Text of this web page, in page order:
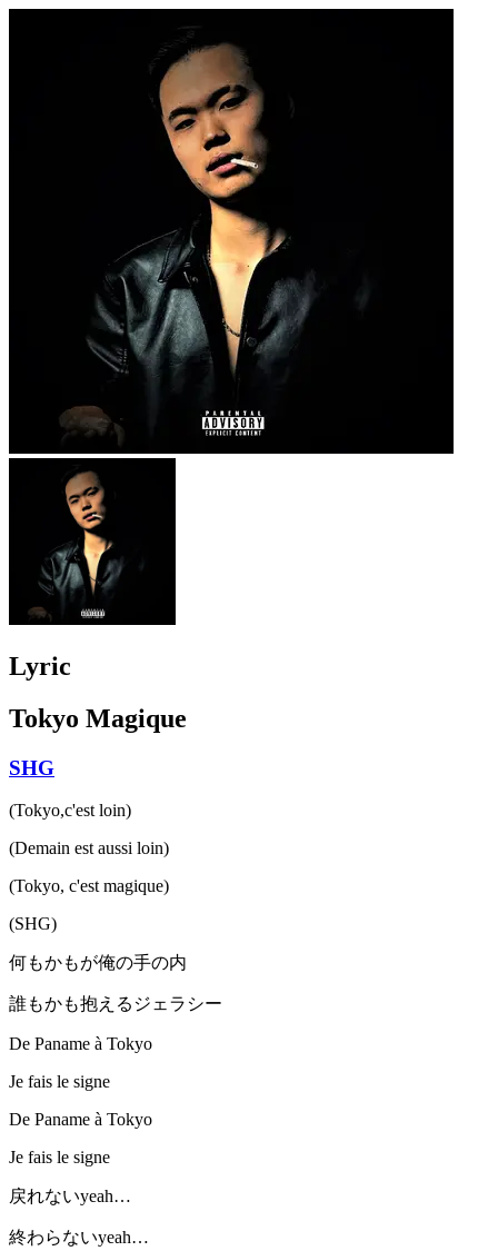
Lyric
Tokyo Magique
SHG
(Tokyo,c'est loin)
(Demain est aussi loin)
(Tokyo, c'est magique)
(SHG)
何もかもが俺の手の内
誰もかも抱えるジェラシー
De Paname à Tokyo
Je fais le signe
De Paname à Tokyo
Je fais le signe
戻れないyeah…
終わらないyeah…